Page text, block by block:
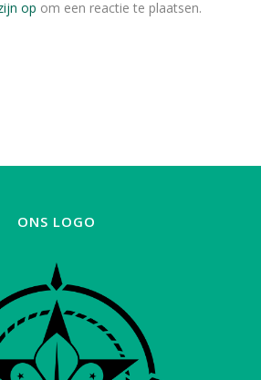
op om een reactie te plaatsen.
ONS LOGO